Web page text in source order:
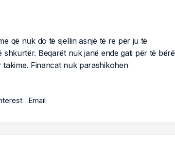
që nuk do të sjellin asnjë të re për ju të
Beqarët nuk janë ende gati për të bërë
Financat nuk parashikohen
Email